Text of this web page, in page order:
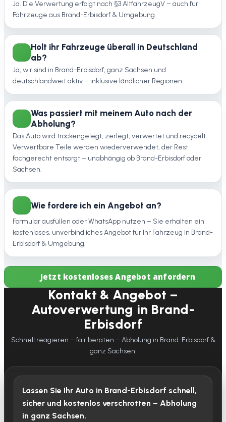
Ja. Die Verwertung erfolgt nach §3 AltfahrzeugV – auch für
Fahrzeuge aus Brand-Erbisdorf & Umgebung.
Holt ihr Fahrzeuge überall in Deutschland
ab?
Ja, wir sind in Brand-Erbisdorf, ganz Sachsen und
deutschlandweit aktiv – inklusive ländlicher Regionen.
Was passiert mit meinem Auto nach der
Abholung?
Das Auto wird trockengelegt, zerlegt, verwertet und recycelt.
Verwertbare Teile werden wiederverwendet, der Rest
fachgerecht entsorgt – unabhängig ob Brand-Erbisdorf oder
Sachsen.
Wie fordere ich ein Angebot an?
Formular ausfüllen oder WhatsApp nutzen – Sie erhalten ein
kostenloses, unverbindliches Angebot für Ihr Fahrzeug in Brand-
Erbisdorf & Umgebung.
Jetzt kostenloses Angebot anfordern
Kontakt & Angebot –
Autoverwertung in Brand-
Erbisdorf
Schnell reagieren – fair beraten – Abholung in Brand-Erbisdorf &
ganz Sachsen.
Lassen Sie Ihr Auto in Brand-Erbisdorf schnell,
sicher und kostenlos verschrotten – Abholung
in ganz Sachsen.